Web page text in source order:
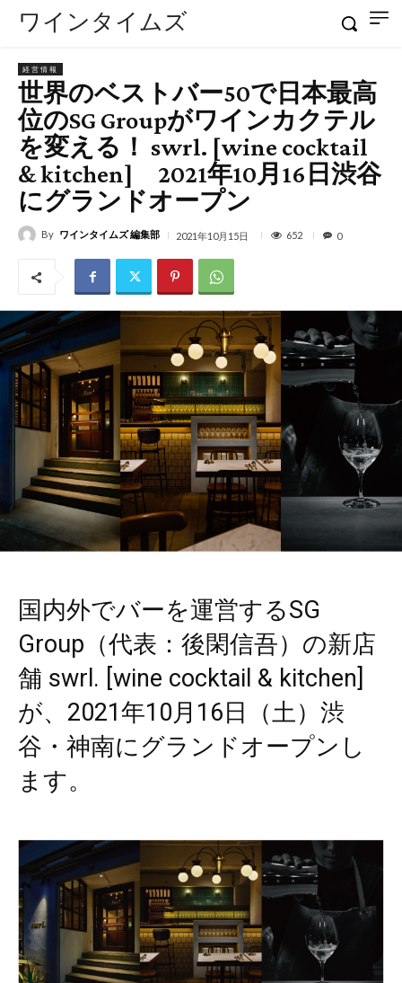
ワインタイムズ
経営情報
世界のベストバー50で日本最高
位のSG Groupがワインカクテル
を変える！ swrl. [wine cocktail
& kitchen] 2021年10月16日渋谷
にグランドオープン
By ワインタイムズ 編集部 2021年10月15日 652 0
国内外でバーを運営するSG
Group（代表：後閑信吾）の新店
舗 swrl. [wine cocktail & kitchen]
が、2021年10月16日（土）渋
谷・神南にグランドオープンし
ます。